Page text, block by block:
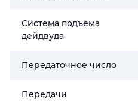
Система подъема
дейдвуда
Передаточное число
Передачи